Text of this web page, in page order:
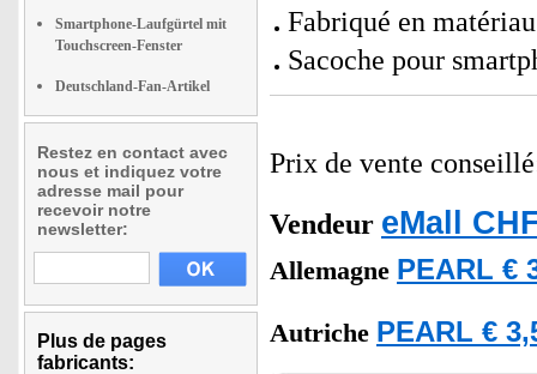
Smartphone-Laufgürtel mit
Touchscreen-Fenster
Deutschland-Fan-Artikel
Restez en contact avec
nous et indiquez votre
adresse mail pour
recevoir notre
newsletter:
Plus de pages
fabricants:
Fabriqué en
Sacoche pour
Prix de vente
Vendeur eMall
Allemagne PEARL €
Autriche PEARL €